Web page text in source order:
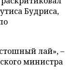
Будриса,
лай», –
министра